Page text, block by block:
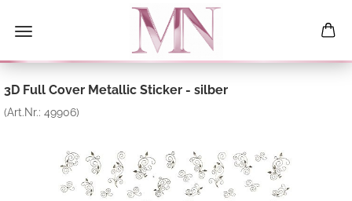
3D Full Cover Metallic Sticker - silber
(Art.Nr.: 49906)